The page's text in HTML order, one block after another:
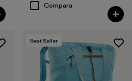
Compara
Best Seller